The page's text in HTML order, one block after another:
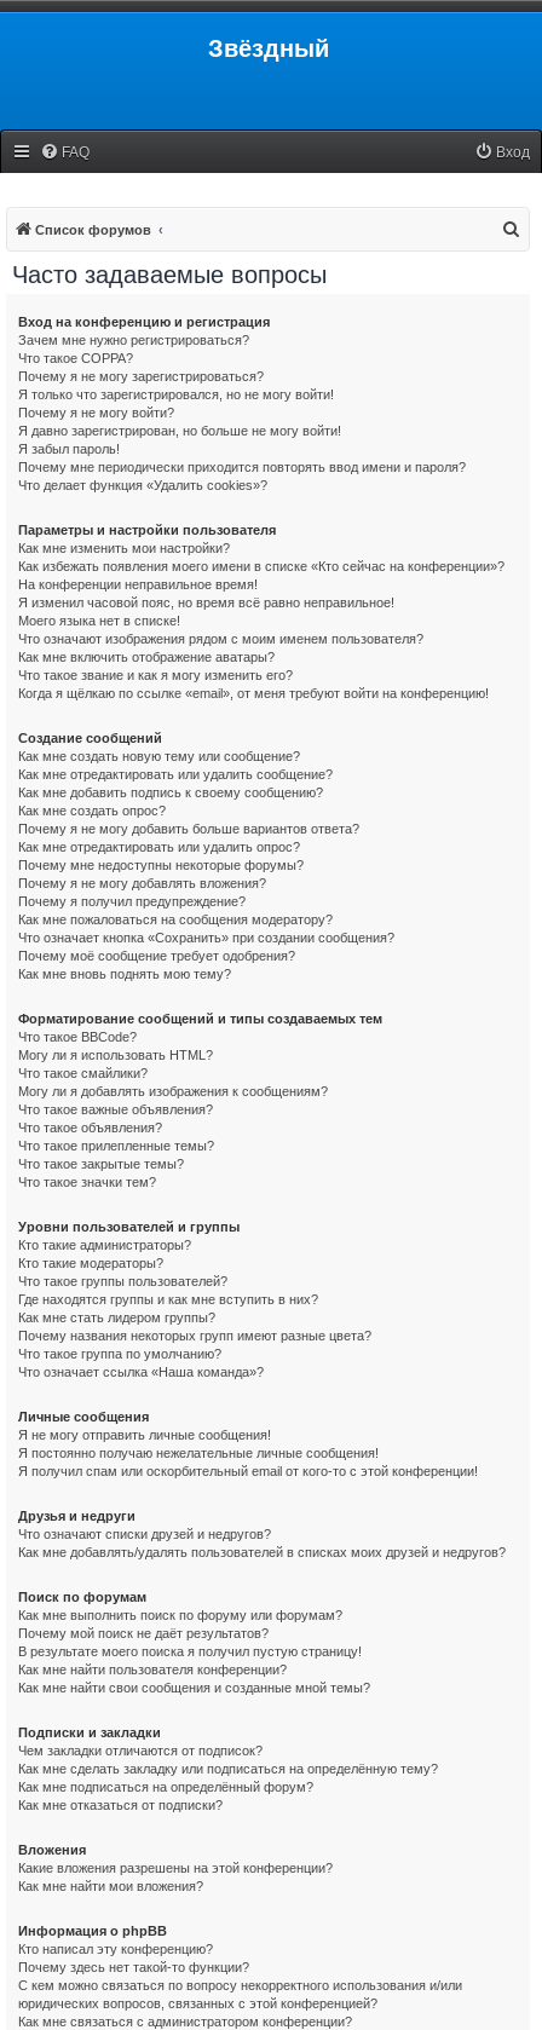
Звёздный
FAQ Вход
Список форумов
Часто задаваемые вопросы
Вход на конференцию и регистрация
Зачем мне нужно регистрироваться?
Что такое COPPA?
Почему я не могу зарегистрироваться?
Я только что зарегистрировался, но не могу войти!
Почему я не могу войти?
Я давно зарегистрирован, но больше не могу войти!
Я забыл пароль!
Почему мне периодически приходится повторять ввод имени и пароля?
Что делает функция «Удалить cookies»?
Параметры и настройки пользователя
Как мне изменить мои настройки?
Как избежать появления моего имени в списке «Кто сейчас на конференции»?
На конференции неправильное время!
Я изменил часовой пояс, но время всё равно неправильное!
Моего языка нет в списке!
Что означают изображения рядом с моим именем пользователя?
Как мне включить отображение аватары?
Что такое звание и как я могу изменить его?
Когда я щёлкаю по ссылке «email», от меня требуют войти на конференцию!
Создание сообщений
Как мне создать новую тему или сообщение?
Как мне отредактировать или удалить сообщение?
Как мне добавить подпись к своему сообщению?
Как мне создать опрос?
Почему я не могу добавить больше вариантов ответа?
Как мне отредактировать или удалить опрос?
Почему мне недоступны некоторые форумы?
Почему я не могу добавлять вложения?
Почему я получил предупреждение?
Как мне пожаловаться на сообщения модератору?
Что означает кнопка «Сохранить» при создании сообщения?
Почему моё сообщение требует одобрения?
Как мне вновь поднять мою тему?
Форматирование сообщений и типы создаваемых тем
Что такое BBCode?
Могу ли я использовать HTML?
Что такое смайлики?
Могу ли я добавлять изображения к сообщениям?
Что такое важные объявления?
Что такое объявления?
Что такое прилепленные темы?
Что такое закрытые темы?
Что такое значки тем?
Уровни пользователей и группы
Кто такие администраторы?
Кто такие модераторы?
Что такое группы пользователей?
Где находятся группы и как мне вступить в них?
Как мне стать лидером группы?
Почему названия некоторых групп имеют разные цвета?
Что такое группа по умолчанию?
Что означает ссылка «Наша команда»?
Личные сообщения
Я не могу отправить личные сообщения!
Я постоянно получаю нежелательные личные сообщения!
Я получил спам или оскорбительный email от кого-то с этой конференции!
Друзья и недруги
Что означают списки друзей и недругов?
Как мне добавлять/удалять пользователей в списках моих друзей и недругов?
Поиск по форумам
Как мне выполнить поиск по форуму или форумам?
Почему мой поиск не даёт результатов?
В результате моего поиска я получил пустую страницу!
Как мне найти пользователя конференции?
Как мне найти свои сообщения и созданные мной темы?
Подписки и закладки
Чем закладки отличаются от подписок?
Как мне сделать закладку или подписаться на определённую тему?
Как мне подписаться на определённый форум?
Как мне отказаться от подписки?
Вложения
Какие вложения разрешены на этой конференции?
Как мне найти мои вложения?
Информация о phpBB
Кто написал эту конференцию?
Почему здесь нет такой-то функции?
С кем можно связаться по вопросу некорректного использования и/или
юридических вопросов, связанных с этой конференцией?
Как мне связаться с администратором конференции?